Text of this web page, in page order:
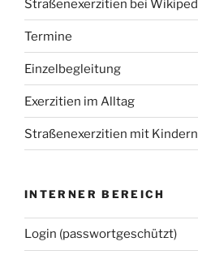
Straßenexerzitien bei
Termine
Einzelbegleitung
Exerzitien im Alltag
Straßenexerzitien mit Kindern
INTERNER BEREICH
Login (passwortgeschützt)